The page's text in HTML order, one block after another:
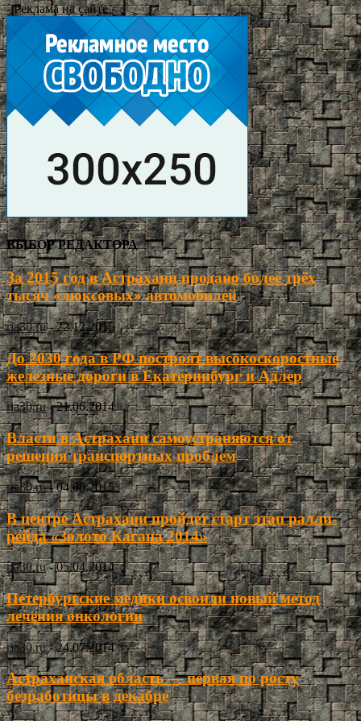
- Реклама на сайте -
ВЫБОР РЕДАКТОРА
За 2015 год в Астрахани продано более трёх
тысяч «люксовых» автомобилей
ria30.ru - 22.12.2015
До 2030 года в РФ построят высокоскоростные
железные дороги в Екатеринбург и Адлер
ria30.ru - 21.06.2014
Власти в Астрахани самоустраняются от
решения транспортных проблем
ria30.ru - 04.08.2015
В центре Астрахани пройдет старт этап ралли-
рейда «Золото Кагана 2014»
ria30.ru - 05.04.2014
Петербургские медики освоили новый метод
лечения онкологии
ria30.ru - 24.07.2014
Астраханская область — первая по росту
безработицы в декабре